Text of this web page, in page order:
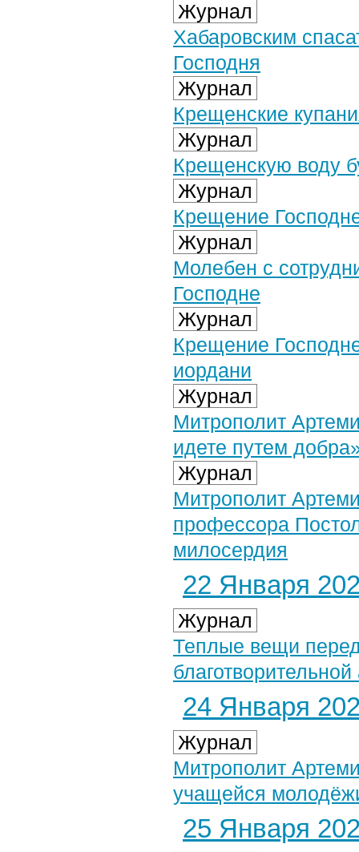
Журнал
Хабаровским
Господня
Журнал
Крещенские
Журнал
Крещенскую воду
Журнал
Крещение
Журнал
Молебен с
Господне
Журнал
Крещение
иордани
Журнал
Митрополит
идете путем
Журнал
Митрополит
профессора
милосердия
22 Января
Журнал
Теплые вещи
благотворительной
24 Января
Журнал
Митрополит
учащейся
25 Января